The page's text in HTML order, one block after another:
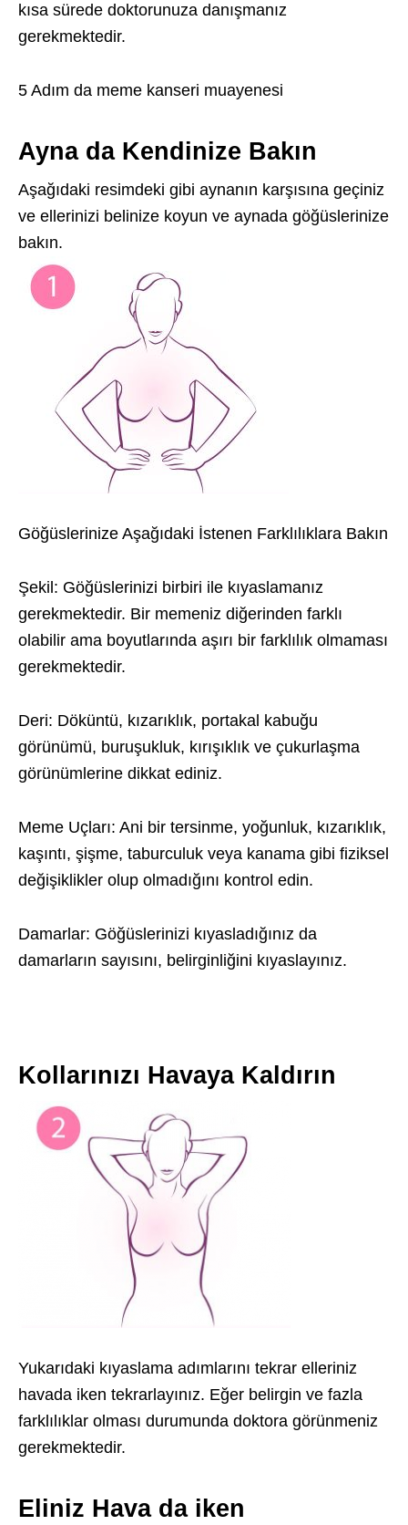
kısa sürede doktorunuza danışmanız
gerekmektedir.
5 Adım da meme kanseri muayenesi
Ayna da Kendinize Bakın
Aşağıdaki resimdeki gibi aynanın karşısına geçiniz
ve ellerinizi belinize koyun ve aynada göğüslerinize
bakın.
Göğüslerinize Aşağıdaki İstenen Farklılıklara Bakın
Şekil: Göğüslerinizi birbiri ile kıyaslamanız
gerekmektedir. Bir memeniz diğerinden farklı
olabilir ama boyutlarında aşırı bir farklılık olmaması
gerekmektedir.
Deri: Döküntü, kızarıklık, portakal kabuğu
görünümü, buruşukluk, kırışıklık ve çukurlaşma
görünümlerine dikkat ediniz.
Meme Uçları: Ani bir tersinme, yoğunluk, kızarıklık,
kaşıntı, şişme, taburculuk veya kanama gibi fiziksel
değişiklikler olup olmadığını kontrol edin.
Damarlar: Göğüslerinizi kıyasladığınız da
damarların sayısını, belirginliğini kıyaslayınız.
Kollarınızı Havaya Kaldırın
Yukarıdaki kıyaslama adımlarını tekrar elleriniz
havada iken tekrarlayınız. Eğer belirgin ve fazla
farklılıklar olması durumunda doktora görünmeniz
gerekmektedir.
Eliniz Hava da iken